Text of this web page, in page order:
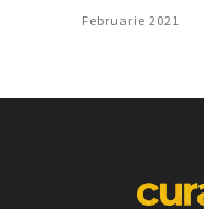
Februarie 2021